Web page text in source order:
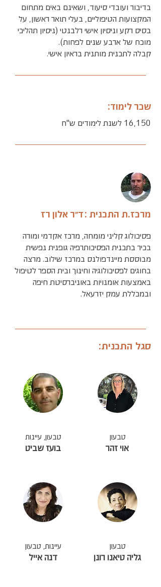
בדיבור ועובדי סיעוד, ושאינם באים מתחום
המקצועות הטיפוליים, בעלי תואר ראשון, על
בסיס רקע וניסיון אישי רלבנטי (ניסיון תהליכי
מוכח של ארבע שנים לפחות).
קבלה לתכנית מותנית בראיון אישי.
שכר לימוד:
16,150 לשנת לימודים ש''ח
ד״ר אלון רז מרכז.ת התכנית :
פסיכולוג קליני מומחה, מרכז אקדמי ומורה
בכיר בתכנית הפסיכותרפיה גופנית נפשית
מבוססת מיינדפולנס במרכז שילוב. מרצה
בחוגים לפסיכולוגיה וחינוך ובית הספר לטיפול
באמצעות אומנויות באוניברסיטת חיפה
ובמכללת עמק יזרעאל.
סגל התכנית:
טבעון
אוי זהר
טבעון
גליה טיאנו רונן
טבעון, עיינות
בועז שביט
עיינות, טבעון
דנה אייל